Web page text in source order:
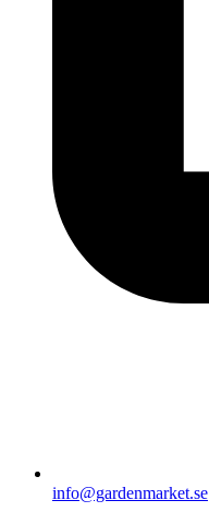
info@gardenmarket.se